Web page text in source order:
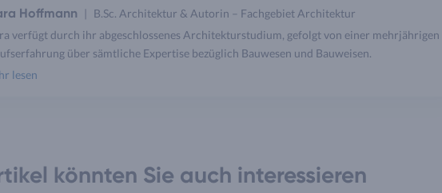
Hoffmann
B.Sc. Architektur & Autorin – Fachgebiet Architektur
verfügt durch ihr abgeschlossenes Architekturstudium, gefolgt von einer mehrjährigen
über sämtliche Expertise bezüglich Bauwesen und Bauweisen.
lesen
könnten Sie auch interessieren